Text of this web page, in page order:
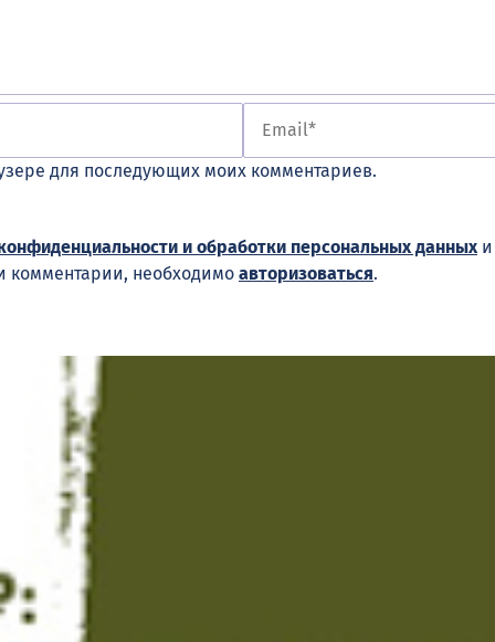
для последующих моих комментариев.
и обработки персональных данных
комментарии, необходимо авторизоваться.